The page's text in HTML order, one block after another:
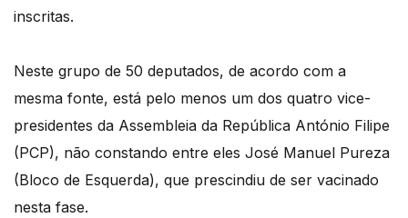
inscritas.
Neste grupo de 50 deputados, de acordo com a
mesma fonte, está pelo menos um dos quatro vice-
presidentes da Assembleia da República António Filipe
(PCP), não constando entre eles José Manuel Pureza
(Bloco de Esquerda), que prescindiu de ser vacinado
nesta fase.